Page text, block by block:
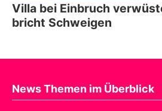
Villa bei Einbruch
bricht Schweigen
News Themen im Überblick